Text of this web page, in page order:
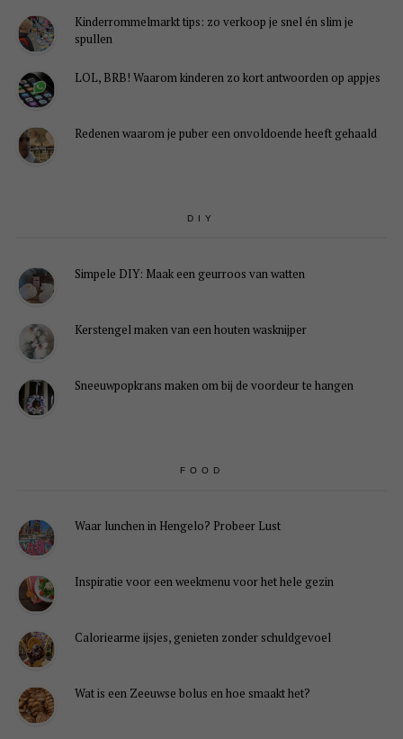
Kinderrommelmarkt tips: zo verkoop je snel én slim je
spullen
LOL, BRB! Waarom kinderen zo kort antwoorden op appjes
Redenen waarom je puber een onvoldoende heeft gehaald
DIY
Simpele DIY: Maak een geurroos van watten
Kerstengel maken van een houten wasknijper
Sneeuwpopkrans maken om bij de voordeur te hangen
FOOD
Waar lunchen in Hengelo? Probeer Lust
Inspiratie voor een weekmenu voor het hele gezin
Caloriearme ijsjes, genieten zonder schuldgevoel
Wat is een Zeeuwse bolus en hoe smaakt het?